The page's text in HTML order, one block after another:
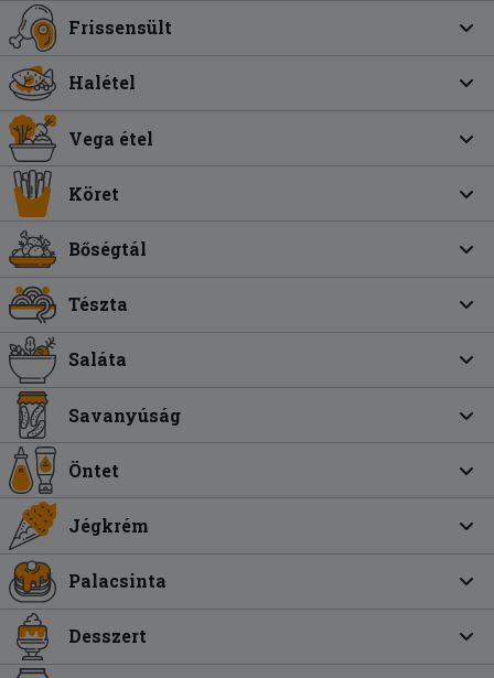
Frissensült
Halétel
Vega étel
Köret
Bőségtál
Tészta
Saláta
Savanyúság
Öntet
Jégkrém
Palacsinta
Desszert